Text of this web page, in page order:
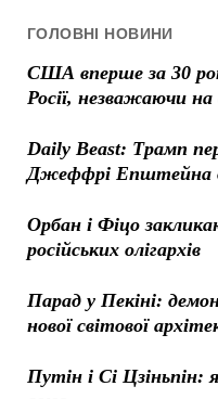
ГОЛОВНІ НОВИНИ
США вперше за 30
Росії, незважаючи на
Daily Beast: Трамп
Джеффрі Епштейна
Орбан і Фіцо
російських олігархів
Парад у Пекіні:
нової світової
Путін і Сі Цзіньпін: